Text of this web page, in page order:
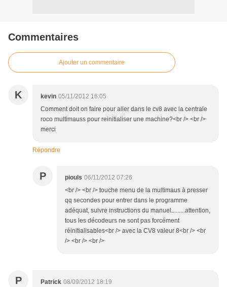
Commentaires
Ajouter un commentaire
K kevin 05/11/2012 16:05
Comment doit on faire pour aller dans le cv8 avec la centrale
roco multimauss pour reinitialiser une machine?<br /> <br />
merci
Répondre
P piouls 06/11/2012 07:26
<br /> <br /> touche menu de la multimaus à presser
qq secondes pour entrer dans le programme
adéquat, suivre instructions du manuel.........attention,
tous les décodeurs ne sont pas forcément
réinitialisables<br /> avec la CV8 valeur 8<br /> <br
/> <br /> <br />
P Patrick 08/09/2012 18:19